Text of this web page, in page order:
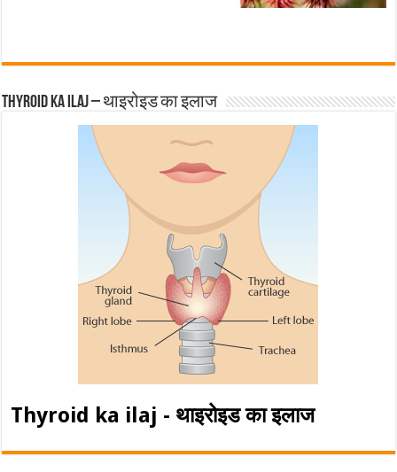
Thyroid ka ilaj – थाइरोइड का इलाज
Thyroid ka ilaj - थाइरोइड का इलाज